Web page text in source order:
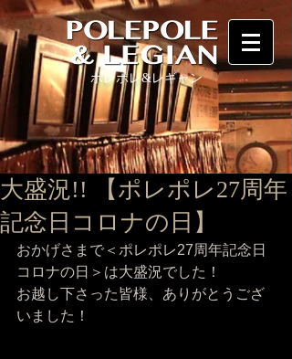
ポレポレ&レギャン
大盛況!! 【ポレポレ27周年
記念日コロナの日】
おかげさまで＜ポレポレ27周年記念日
コロナの日＞は大盛況でした！
お越し下さった皆様、ありがとうござ
いました！